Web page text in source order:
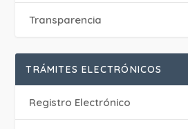
Transparencia
TRÁMITES ELECTRÓNICOS
Registro Electrónico